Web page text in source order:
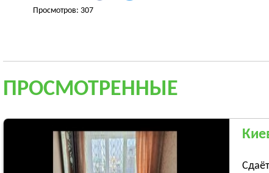
Просмотров: 307
ПРОСМОТРЕННЫЕ